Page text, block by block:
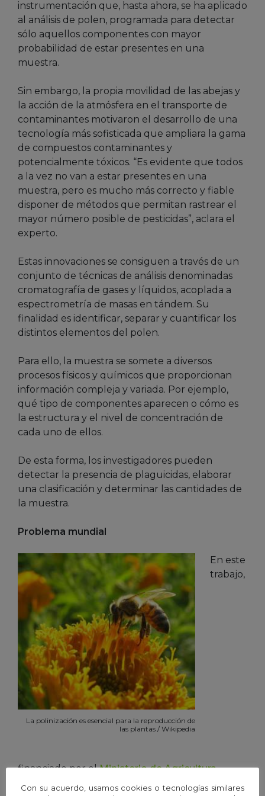
instrumentación que, hasta ahora, se ha aplicado
al análisis de polen, programada para detectar
sólo aquellos componentes con mayor
probabilidad de estar presentes en una
muestra.
Sin embargo, la propia movilidad de las abejas y
la acción de la atmósfera en el transporte de
contaminantes motivaron el desarrollo de una
tecnología más sofisticada que ampliara la gama
de compuestos contaminantes y
potencialmente tóxicos. “Es evidente que todos
a la vez no van a estar presentes en una
muestra, pero es mucho más correcto y fiable
disponer de métodos que permitan rastrear el
mayor número posible de pesticidas”, aclara el
experto.
Estas innovaciones se consiguen a través de un
conjunto de técnicas de análisis denominadas
cromatografía de gases y líquidos, acoplada a
espectrometría de masas en tándem. Su
finalidad es identificar, separar y cuantificar los
distintos elementos del polen.
Para ello, la muestra se somete a diversos
procesos físicos y químicos que proporcionan
información compleja y variada. Por ejemplo,
qué tipo de componentes aparecen o cómo es
la estructura y el nivel de concentración de
cada uno de ellos.
De esta forma, los investigadores pueden
detectar la presencia de plaguicidas, elaborar
una clasificación y determinar las cantidades de
la muestra.
Problema mundial
La polinización es esencial para la reproducción de
las plantas / Wikipedia
En este
trabajo,
financiado por elMinisterio de Agricultura,
Alimentación y Medioambiente
Con su acuerdo, usamos cookies o tecnologías similares